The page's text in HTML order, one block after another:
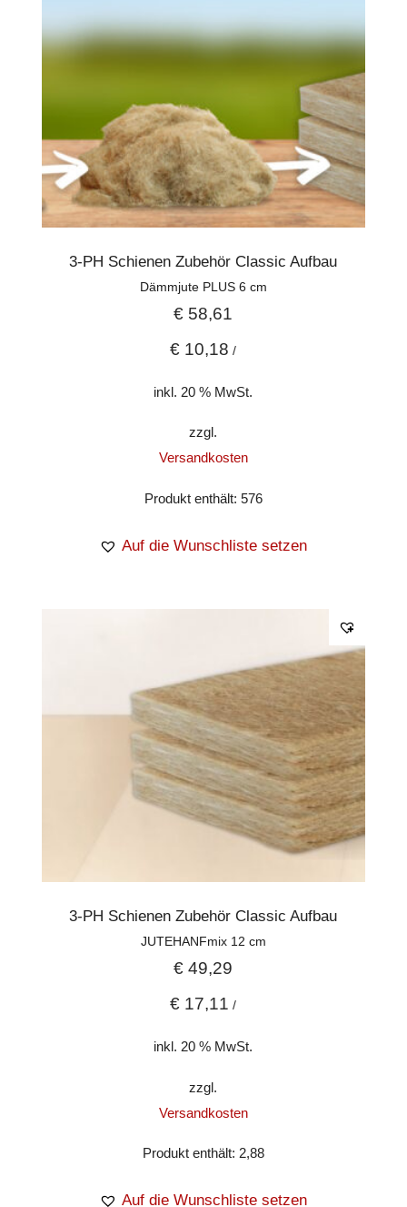
3-PH Schienen Zubehör Classic Aufbau
Dämmjute PLUS 6 cm
€ 58,61
€ 10,18 /
inkl. 20 % MwSt.
zzgl.
Versandkosten
Produkt enthält: 576
Auf die Wunschliste setzen
3-PH Schienen Zubehör Classic Aufbau
JUTEHANFmix 12 cm
€ 49,29
€ 17,11 /
inkl. 20 % MwSt.
zzgl.
Versandkosten
Produkt enthält: 2,88
Auf die Wunschliste setzen